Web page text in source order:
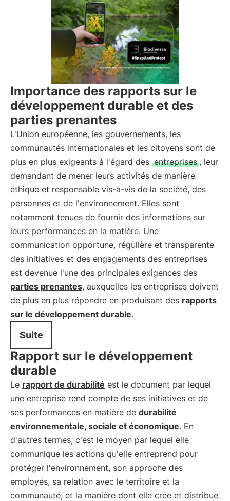
Importance des rapports sur le
développement durable et des
parties prenantes
L'Union européenne, les gouvernements, les
communautés internationales et les citoyens sont de
plus en plus exigeants à l'égard des entreprises , leur
demandant de mener leurs activités de manière
éthique et responsable vis-à-vis de la société, des
personnes et de l'environnement. Elles sont
notamment tenues de fournir des informations sur
leurs performances en la matière. Une
communication opportune, régulière et transparente
des initiatives et des engagements des entreprises
est devenue l'une des principales exigences des
parties prenantes, auxquelles les entreprises doivent
de plus en plus répondre en produisant des rapports
sur le développement durable.
Suite
Rapport sur le développement
durable
Le rapport de durabilité est le document par lequel
une entreprise rend compte de ses initiatives et de
ses performances en matière de durabilité
environnementale, sociale et économique. En
d'autres termes, c'est le moyen par lequel elle
communique les actions qu'elle entreprend pour
protéger l'environnement, son approche des
employés, sa relation avec le territoire et la
communauté, et la manière dont elle crée et distribue